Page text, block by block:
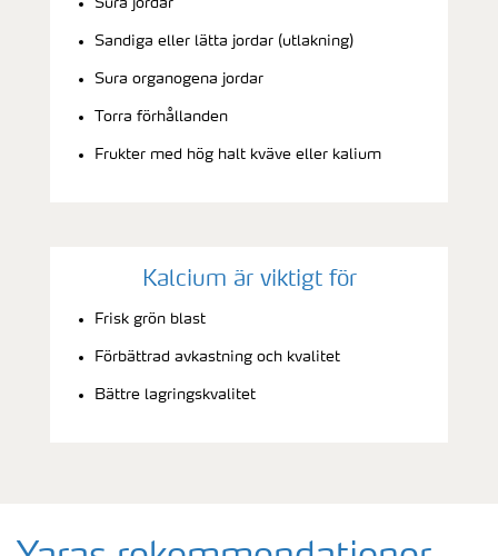
Sura jordar
Sandiga eller lätta jordar (utlakning)
Sura organogena jordar
Torra förhållanden
Frukter med hög halt kväve eller kalium
Kalcium är viktigt för
Frisk grön blast
Förbättrad avkastning och kvalitet
Bättre lagringskvalitet